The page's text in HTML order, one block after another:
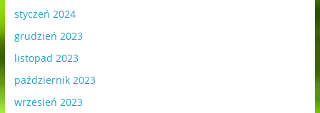
styczeń 2024
grudzień 2023
listopad 2023
październik 2023
wrzesień 2023